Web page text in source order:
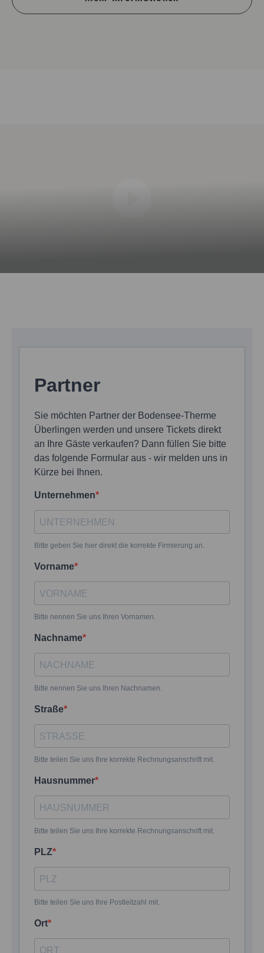
Partner
Sie möchten Partner der Bodensee-Therme
Überlingen werden und unsere Tickets direkt
an Ihre Gäste verkaufen? Dann füllen Sie bitte
das folgende Formular aus - wir melden uns in
Kürze bei Ihnen.
Unternehmen
Bitte geben Sie hier direkt die korrekte Firmierung an.
Vorname
Bitte nennen Sie uns Ihren Vornamen.
Nachname
Bitte nennen Sie uns Ihren Nachnamen.
Straße
Bitte teilen Sie uns Ihre korrekte Rechnungsanschrift mit.
Hausnummer
Bitte teilen Sie uns Ihre korrekte Rechnungsanschrift mit.
PLZ
Bitte teilen Sie uns Ihre Postleitzahl mit.
Ort